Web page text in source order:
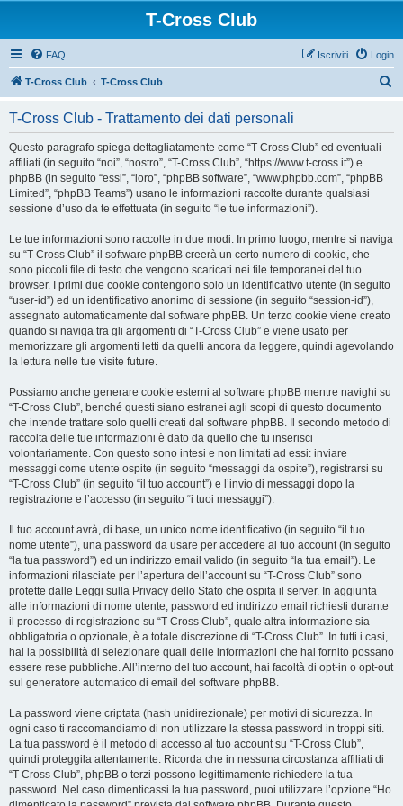
T-Cross Club
FAQ Login
Iscriviti
T-Cross Club T-Cross Club
T-Cross Club - Trattamento dei dati personali
Questo paragrafo spiega dettagliatamente come “T-Cross Club” ed eventuali
affiliati (in seguito “noi”, “nostro”, “T-Cross Club”, “https://www.t-cross.it”) e
phpBB (in seguito “essi”, “loro”, “phpBB software”, “www.phpbb.com”, “phpBB
Limited”, “phpBB Teams”) usano le informazioni raccolte durante qualsiasi
sessione d’uso da te effettuata (in seguito “le tue informazioni”).
Le tue informazioni sono raccolte in due modi. In primo luogo, mentre si naviga
su “T-Cross Club” il software phpBB creerà un certo numero di cookie, che
sono piccoli file di testo che vengono scaricati nei file temporanei del tuo
browser. I primi due cookie contengono solo un identificativo utente (in seguito
“user-id”) ed un identificativo anonimo di sessione (in seguito “session-id”),
assegnato automaticamente dal software phpBB. Un terzo cookie viene creato
quando si naviga tra gli argomenti di “T-Cross Club” e viene usato per
memorizzare gli argomenti letti da quelli ancora da leggere, quindi agevolando
la lettura nelle tue visite future.
Possiamo anche generare cookie esterni al software phpBB mentre navighi su
“T-Cross Club”, benché questi siano estranei agli scopi di questo documento
che intende trattare solo quelli creati dal software phpBB. Il secondo metodo di
raccolta delle tue informazioni è dato da quello che tu inserisci
volontariamente. Con questo sono intesi e non limitati ad essi: inviare
messaggi come utente ospite (in seguito “messaggi da ospite”), registrarsi su
“T-Cross Club” (in seguito “il tuo account”) e l’invio di messaggi dopo la
registrazione e l’accesso (in seguito “i tuoi messaggi”).
Il tuo account avrà, di base, un unico nome identificativo (in seguito “il tuo
nome utente”), una password da usare per accedere al tuo account (in seguito
“la tua password”) ed un indirizzo email valido (in seguito “la tua email”). Le
informazioni rilasciate per l’apertura dell’account su “T-Cross Club” sono
protette dalle Leggi sulla Privacy dello Stato che ospita il server. In aggiunta
alle informazioni di nome utente, password ed indirizzo email richiesti durante
il processo di registrazione su “T-Cross Club”, quale altra informazione sia
obbligatoria o opzionale, è a totale discrezione di “T-Cross Club”. In tutti i casi,
hai la possibilità di selezionare quali delle informazioni che hai fornito possano
essere rese pubbliche. All’interno del tuo account, hai facoltà di opt-in o opt-out
sul generatore automatico di email del software phpBB.
La password viene criptata (hash unidirezionale) per motivi di sicurezza. In
ogni caso ti raccomandiamo di non utilizzare la stessa password in troppi siti.
La tua password è il metodo di accesso al tuo account su “T-Cross Club”,
quindi proteggila attentamente. Ricorda che in nessuna circostanza affiliati di
“T-Cross Club”, phpBB o terzi possono legittimamente richiedere la tua
password. Nel caso dimenticassi la tua password, puoi utilizzare l’opzione “Ho